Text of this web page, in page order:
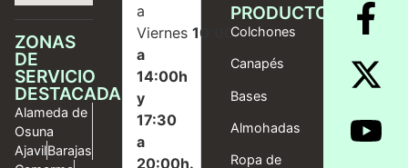
ZONAS
DE
SERVICIO
DESTACADAS
Alameda de
Osuna
AjavilBarajas
a
Viernes10:00
a
14:00h
y
17:30
a
20:00h.
PRODUCTOS
Colchones
Canapés
Bases
Almohadas
Ropa de